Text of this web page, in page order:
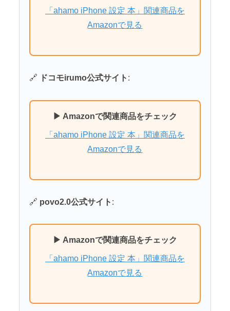
「ahamo iPhone 設定 本」関連商品を
Amazonで見る
🔗 ドコモirumo公式サイト :
▶ Amazonで関連商品をチェック
「ahamo iPhone 設定 本」関連商品を
Amazonで見る
🔗 povo2.0公式サイト :
▶ Amazonで関連商品をチェック
「ahamo iPhone 設定 本」関連商品を
Amazonで見る